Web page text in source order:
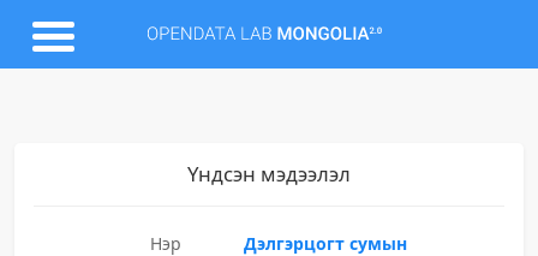
Үндсэн мэдээлэл
Нэр
Дэлгэрцогт сумын